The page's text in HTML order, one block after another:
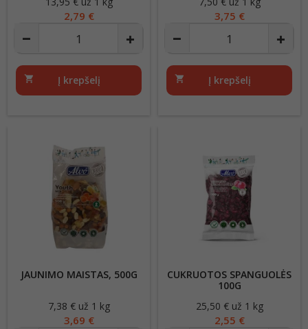
2,79 €
shopping_cart Į krepšelį
3,75 €
shopping_cart Į krepšelį
JAUNIMO MAISTAS, 500G
Kaina
7,38 € už 1 kg
3,69 €
CUKRUOTOS SPANGUOLĖS
100G
Kaina
25,50 € už 1 kg
2,55 €